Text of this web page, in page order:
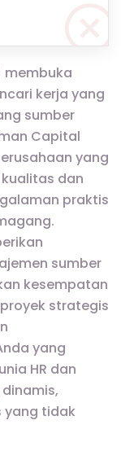
membuka
kerja yang
sumber
Capital
yang
dan
praktis
sumber
kesempatan
strategis
yang
HR dan
yang tidak